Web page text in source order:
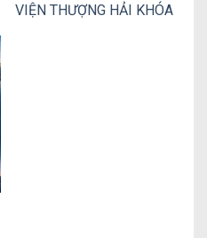
VIỆN THƯỢNG HẢI KHÓA